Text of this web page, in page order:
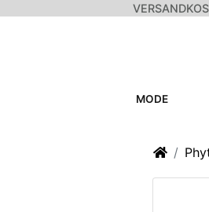
MODE